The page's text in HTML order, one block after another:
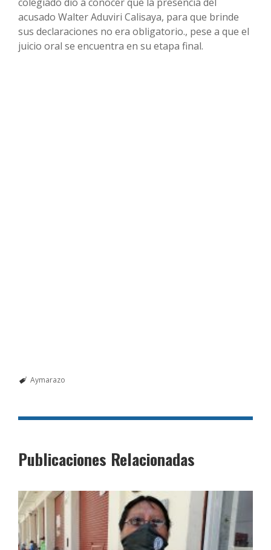
acusado Walter Aduviri Calisaya, para que brinde
sus declaraciones no era obligatorio., pese a que el
juicio oral se encuentra en su etapa final.
Aymarazo
Publicaciones Relacionadas